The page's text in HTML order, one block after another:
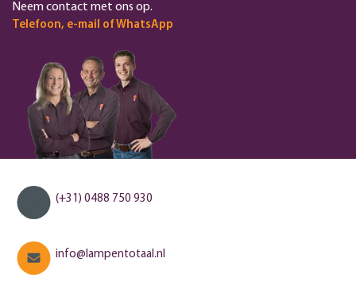
Neem contact met ons op.
Telefoon, e-mail of WhatsApp
(+31) 0488 750 930
info@lampentotaal.nl